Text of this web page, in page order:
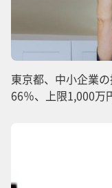
東京都、中小企業
66％、上限1,000万